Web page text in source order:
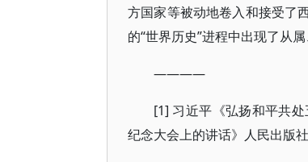
方国家等被动地卷入和接受了
的“世界历史”进程中出现了从
————
[1] 习近平《弘扬和平共
纪念大会上的讲话》人民出版